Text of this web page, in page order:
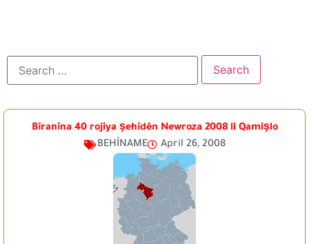
Bîranîna 40 rojiya şehîdên Newroza 2008 li Qamişlo
BEHÎNAME
April 26, 2008